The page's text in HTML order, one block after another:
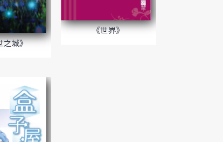
之城》
《世界》